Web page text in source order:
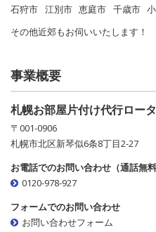
石狩市 江別市 恵庭市 千歳市
その他近郊もお伺いいたします！
事業概要
札幌お部屋片付け代行ロー
〒001-0906
札幌市北区新琴似6条8丁目2-27
お電話でのお問い合わせ（通話無料
0120-978-927
フォームでのお問い合わせ
お問い合わせフォーム